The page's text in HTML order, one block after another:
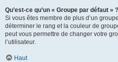
Qu’est-ce qu’un « Groupe par défaut » ?
Si vous êtes membre de plus d’un
déterminer le rang et la couleur de
peut vous permettre de changer votre
l’utilisateur.
Haut